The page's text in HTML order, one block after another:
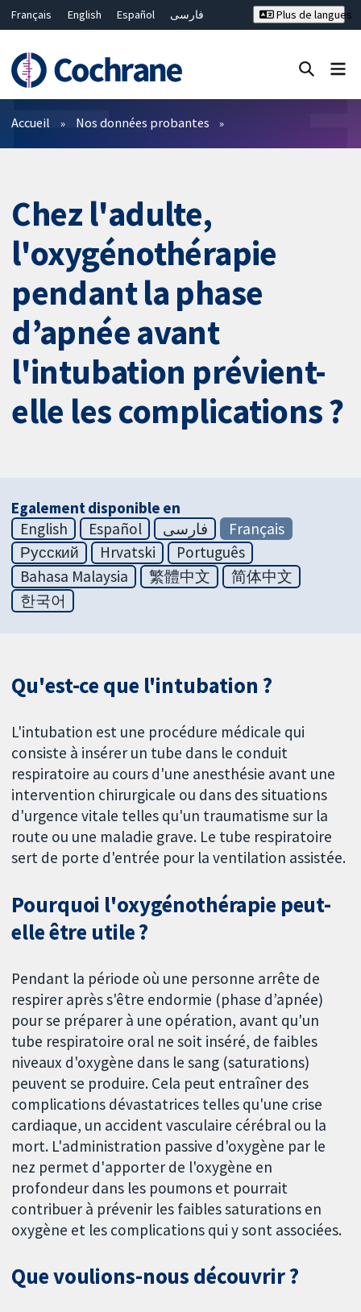
Français English Español
فارسی
Bahasa Malaysia
ไทย
繁體中文
简体中文
Plus de langues
Filtres
Accueil Nos données probantes
Chez l'adulte,
l'oxygénothérapie
pendant la phase
d’apnée avant
l'intubation prévient-
elle les complications ?
Egalement disponible en
English
Español فارسی
Français
Русский
Hrvatski
Português
Bahasa Malaysia
繁體中文
简体中文
한국어
Qu'est-ce que l'intubation ?
L'intubation est une procédure médicale qui
consiste à insérer un tube dans le conduit
respiratoire au cours d'une anesthésie avant une
intervention chirurgicale ou dans des situations
d'urgence vitale telles qu'un traumatisme sur la
route ou une maladie grave. Le tube respiratoire
sert de porte d'entrée pour la ventilation assistée.
Pourquoi l'oxygénothérapie peut-
elle être utile ?
Pendant la période où une personne arrête de
respirer après s'être endormie (phase d’apnée)
pour se préparer à une opération, avant qu'un
tube respiratoire oral ne soit inséré, de faibles
niveaux d'oxygène dans le sang (saturations)
peuvent se produire. Cela peut entraîner des
complications dévastatrices telles qu'une crise
cardiaque, un accident vasculaire cérébral ou la
mort. L'administration passive d'oxygène par le
nez permet d'apporter de l'oxygène en
profondeur dans les poumons et pourrait
contribuer à prévenir les faibles saturations en
oxygène et les complications qui y sont associées.
Que voulions-nous découvrir ?